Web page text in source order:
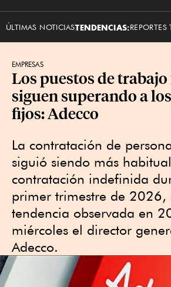
ÚLTIMAS NOTICIASTENDENCIAS:REPORTES
EMPRESAS
Los puestos de
siguen superando a
fijos: Adecco
La contratación de
siguió siendo más
contratación indefinida
primer trimestre de 2026,
tendencia observada en
miércoles el director
Adecco.